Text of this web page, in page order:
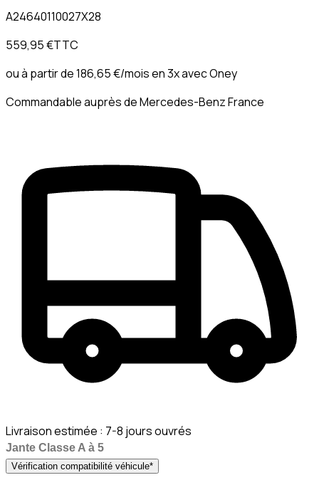
A24640110027X28
559,95 €TTC
ou à partir de186,65 €/mois en 3x avecOney
Commandable auprès de Mercedes-Benz France
Livraison estimée : 7-8 jours ouvrés
Jante Classe A à 5
Vérification compatibilité véhicule*